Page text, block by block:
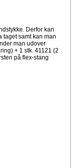
Derfor kan
taget samt kan man
man udover
+ 1 stk. 41121 (2
på flex-stang
fra tag eller nede